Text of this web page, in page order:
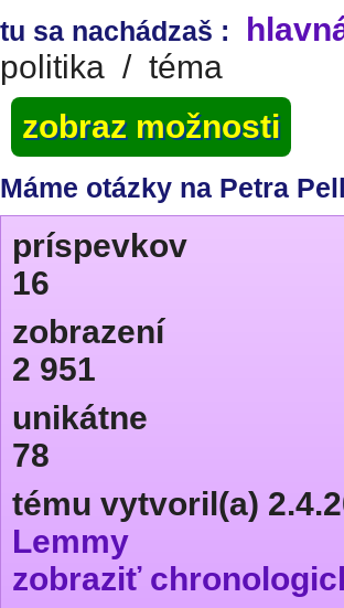
tu sa nachádzaš :
politika / téma
zobraz možnosti
Máme otázky na Petra
príspevkov
16
zobrazení
2 951
unikátne
78
tému vytvoril(a)
Lemmy
zobraziť